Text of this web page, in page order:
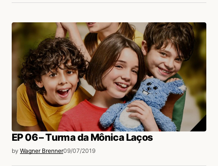
EP 06 – Turma da Mônica Laços
by Wagner Brenner09/07/2019